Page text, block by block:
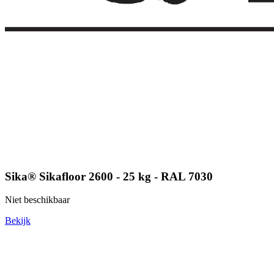
Sika® Sikafloor 2600 - 25 kg - RAL 7030
Niet beschikbaar
Bekijk